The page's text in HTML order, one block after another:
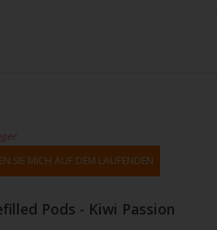
SIE MICH AUF DEM LAUFENDEN
Pods - Kiwi Passion